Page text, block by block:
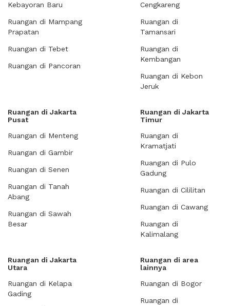
Kebayoran Baru
Ruangan di Mampang
Prapatan
Ruangan di Tebet
Ruangan di Pancoran
Cengkareng
Ruangan di
Tamansari
Ruangan di
Kembangan
Ruangan di Kebon
Jeruk
Ruangan di Jakarta
Pusat
Ruangan di Menteng
Ruangan di Gambir
Ruangan di Senen
Ruangan di Tanah
Abang
Ruangan di Sawah
Besar
Ruangan di Jakarta
Timur
Ruangan di
Kramatjati
Ruangan di Pulo
Gadung
Ruangan di Cililitan
Ruangan di Cawang
Ruangan di
Kalimalang
Ruangan di Jakarta
Utara
Ruangan di Kelapa
Gading
Ruangan di area
lainnya
Ruangan di Bogor
Ruangan di